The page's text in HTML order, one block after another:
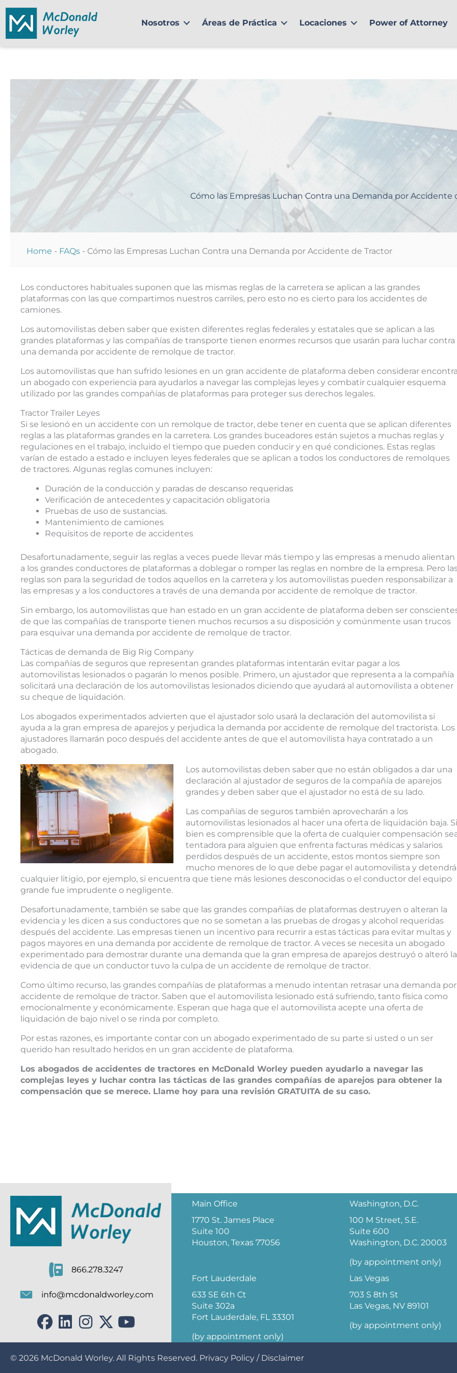
contenido
Nosotros Áreas de Práctica Locaciones Power of Attorney
Cómo las Empresas Luchan Contra una Demanda por Accidente
Home - FAQs - Cómo las Empresas Luchan Contra una Demanda por Accidente de Tractor
Los conductores habituales suponen que las mismas reglas de la carretera se aplican a las grandes
plataformas con las que compartimos nuestros carriles, pero esto no es cierto para los accidentes de
camiones.
Los automovilistas deben saber que existen diferentes reglas federales y estatales que se aplican a las
grandes plataformas y las compañías de transporte tienen enormes recursos que usarán para luchar contra
una demanda por accidente de remolque de tractor.
Los automovilistas que han sufrido lesiones en un gran accidente de plataforma deben considerar
un abogado con experiencia para ayudarlos a navegar las complejas leyes y combatir cualquier esquema
utilizado por las grandes compañías de plataformas para proteger sus derechos legales.
Tractor Trailer Leyes
Si se lesionó en un accidente con un remolque de tractor, debe tener en cuenta que se aplican diferentes
reglas a las plataformas grandes en la carretera. Los grandes buceadores están sujetos a muchas reglas y
regulaciones en el trabajo, incluido el tiempo que pueden conducir y en qué condiciones. Estas reglas
varían de estado a estado e incluyen leyes federales que se aplican a todos los conductores de remolques
de tractores. Algunas reglas comunes incluyen:
Duración de la conducción y paradas de descanso requeridas
Verificación de antecedentes y capacitación obligatoria
Pruebas de uso de sustancias.
Mantenimiento de camiones
Requisitos de reporte de accidentes
Desafortunadamente, seguir las reglas a veces puede llevar más tiempo y las empresas a menudo alientan
a los grandes conductores de plataformas a doblegar o romper las reglas en nombre de la empresa. Pero
reglas son para la seguridad de todos aquellos en la carretera y los automovilistas pueden responsabilizar a
las empresas y a los conductores a través de una demanda por accidente de remolque de tractor.
Sin embargo, los automovilistas que han estado en un gran accidente de plataforma deben ser
de que las compañías de transporte tienen muchos recursos a su disposición y comúnmente usan trucos
para esquivar una demanda por accidente de remolque de tractor.
Tácticas de demanda de Big Rig Company
Las compañías de seguros que representan grandes plataformas intentarán evitar pagar a los
automovilistas lesionados o pagarán lo menos posible. Primero, un ajustador que representa a la compañía
solicitará una declaración de los automovilistas lesionados diciendo que ayudará al automovilista a obtener
su cheque de liquidación.
Los abogados experimentados advierten que el ajustador solo usará la declaración del automovilista si
ayuda a la gran empresa de aparejos y perjudica la demanda por accidente de remolque del tractorista. Los
ajustadores llamarán poco después del accidente antes de que el automovilista haya contratado a un
abogado.
Los automovilistas deben saber que no están obligados a dar una
declaración al ajustador de seguros de la compañía de aparejos
grandes y deben saber que el ajustador no está de su lado.
Las compañías de seguros también aprovecharán a los
automovilistas lesionados al hacer una oferta de liquidación baja. Si
bien es comprensible que la oferta de cualquier compensación
tentadora para alguien que enfrenta facturas médicas y salarios
perdidos después de un accidente, estos montos siempre son
mucho menores de lo que debe pagar el automovilista y detendrá
cualquier litigio, por ejemplo, si encuentra que tiene más lesiones desconocidas o el conductor del equipo
grande fue imprudente o negligente.
Desafortunadamente, también se sabe que las grandes compañías de plataformas destruyen o alteran la
evidencia y les dicen a sus conductores que no se sometan a las pruebas de drogas y alcohol requeridas
después del accidente. Las empresas tienen un incentivo para recurrir a estas tácticas para evitar multas y
pagos mayores en una demanda por accidente de remolque de tractor. A veces se necesita un abogado
experimentado para demostrar durante una demanda que la gran empresa de aparejos destruyó o alteró la
evidencia de que un conductor tuvo la culpa de un accidente de remolque de tractor.
Como último recurso, las grandes compañías de plataformas a menudo intentan retrasar una demanda por
accidente de remolque de tractor. Saben que el automovilista lesionado está sufriendo, tanto física como
emocionalmente y económicamente. Esperan que haga que el automovilista acepte una oferta de
liquidación de bajo nivel o se rinda por completo.
Por estas razones, es importante contar con un abogado experimentado de su parte si usted o un ser
querido han resultado heridos en un gran accidente de plataforma.
Los abogados de accidentes de tractores en McDonald Worley pueden ayudarlo a navegar las
complejas leyes y luchar contra las tácticas de las grandes compañías de aparejos para obtener la
compensación que se merece. Llame hoy para una revisión GRATUITA de su caso.
866.278.3247
info@mcdonaldworley.com
Main Office
1770 St. James Place
Suite 100
Houston, Texas 77056
Washington, D.C.
100 M Street, S.E.
Suite 600
Washington, D.C. 20003
(by appointment only)
Fort Lauderdale
633 SE 6th Ct
Suite 302a
Fort Lauderdale, FL 33301
(by appointment only)
Las Vegas
703 S 8th St
Las Vegas, NV 89101
(by appointment only)
© 2026 McDonald Worley. All Rights Reserved. Privacy Policy / Disclaimer